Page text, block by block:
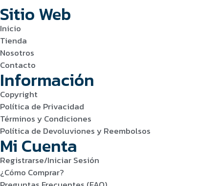
Sitio Web
Inicio
Tienda
Nosotros
Contacto
Información
Copyright
Política de Privacidad
Términos y Condiciones
Política de Devoluviones y Reembolsos
Mi Cuenta
Registrarse/Iniciar Sesión
¿Cómo Comprar?